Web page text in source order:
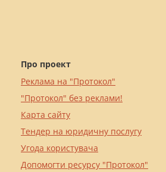
Про проект
Реклама на "Протокол"
"Протокол" без реклами!
Карта сайту
Тендер на юридичну послугу
Угода користувача
Допомогти ресурсу "Протокол"